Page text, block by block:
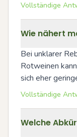
Vollständige
Wie nähert
Bei unklarer
Rotweinen
sich eher
Vollständige
Welche